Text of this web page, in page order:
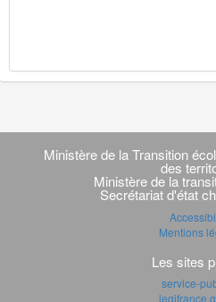
Navigation
transverse
Ministère de la Transition
des
Ministère de la
Secrétariat d'état
Mentions
Les sites
service-